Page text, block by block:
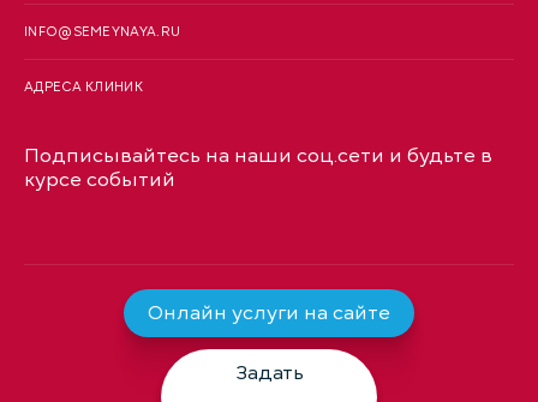
INFO@SEMEYNAYA.RU
АДРЕСА КЛИНИК
Подписывайтесь на наши соц.сети и будьте в
курсе событий
Онлайн услуги на сайте
Задать